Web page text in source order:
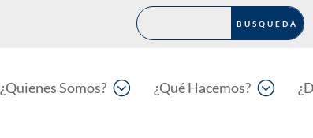
;
¿Quienes Somos? ;
¿Qué Hacemos?